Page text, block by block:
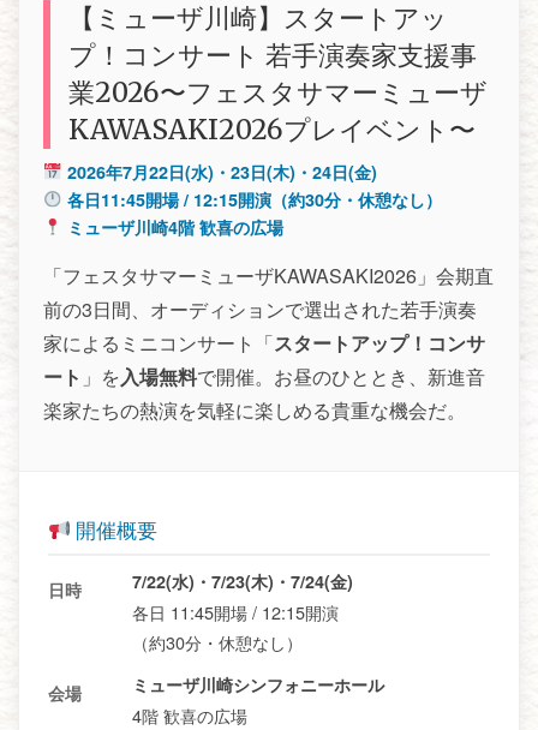
【ミューザ川崎】スタートアッ
プ！コンサート 若手演奏家支援事
業2026〜フェスタサマーミューザ
KAWASAKI2026プレイベント〜
2026年7月22日(水)・23日(木)・24日(金)
各日11:45開場 / 12:15開演（約30分・休憩なし）
ミューザ川崎4階 歓喜の広場
「フェスタサマーミューザKAWASAKI2026」会期直
前の3日間、オーディションで選出された若手演奏
家によるミニコンサート「スタートアップ！コンサ
ート 」を入場無料で開催。お昼のひととき、新進音
楽家たちの熱演を気軽に楽しめる貴重な機会だ。
開催概要
日時 7/22(水)・7/23(木)・7/24(金)
各日 11:45開場 / 12:15開演
（約30分・休憩なし）
会場 ミューザ川崎シンフォニーホール
4階 歓喜の広場